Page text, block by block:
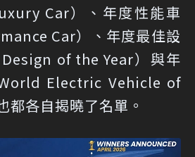
Car）、年度性能車
Car）、年度最佳設
of the Year）與年
World Electric Vehicle of
都各自揭曉了名單。